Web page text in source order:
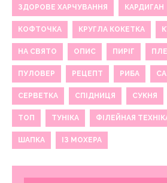
ЗДОРОВЕ ХАРЧУВАННЯ КАРДИГАН
КОФТОЧКА КРУГЛА КОКЕТКА
НА СВЯТО ОПИС ПИРІГ
ПУЛОВЕР РЕЦЕПТ РИБА
СЕРВЕТКА СПІДНИЦЯ СУКНЯ
ТОП ТУНІКА ФІЛЕЙНАЯ
ШАПКА ІЗ МОХЕРА